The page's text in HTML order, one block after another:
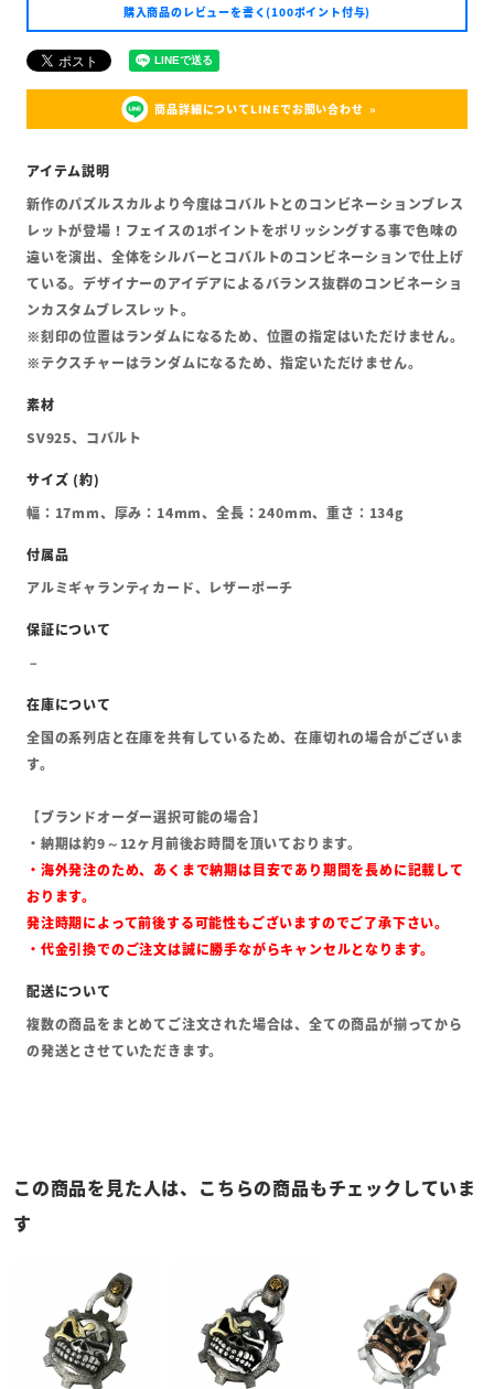
購入商品のレビューを書く(100ポイント付与)
商品詳細についてLINEでお問い合わせ
新作のパズルスカルより今度はコバルトとのコンビネーションブレス
レットが登場！フェイスの1ポイントをポリッシングする事で色味の
違いを演出、全体をシルバーとコバルトのコンビネーションで仕上げ
ている。デザイナーのアイデアによるバランス抜群のコンビネーショ
ンカスタムブレスレット。
※刻印の位置はランダムになるため、位置の指定はいただけません。
※テクスチャーはランダムになるため、指定いただけません。
SV925、コバルト
幅：17mm、厚み：14mm、全長：240mm、重さ：134g
アルミギャランティカード、レザーポーチ
全国の系列店と在庫を共有しているため、在庫切れの場合がございま
す。
【ブランドオーダー選択可能の場合】
・納期は約9～12ヶ月前後お時間を頂いております。
・海外発注のため、あくまで納期は目安であり期間を長めに記載して
おります。
発注時期によって前後する可能性もございますのでご了承下さい。
・代金引換でのご注文は誠に勝手ながらキャンセルとなります。
複数の商品をまとめてご注文された場合は、全ての商品が揃ってから
の発送とさせていただきます。
この商品を見た人は、こちらの商品もチェックしていま
す